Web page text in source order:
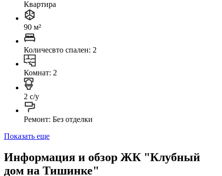
Квартира
90 м²
Количесвто спален: 2
Комнат: 2
2 с/у
Ремонт: Без отделки
Показать еще
Информация и обзор ЖК "Клубный
дом на Тишинке"